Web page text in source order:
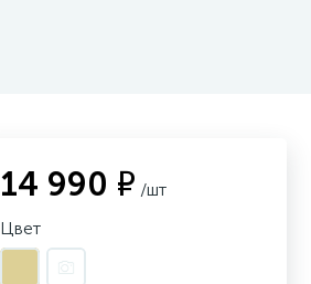
14 990 ₽ /шт
Цвет